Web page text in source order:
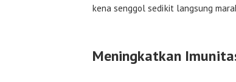
kena senggol sedikit langsung
Meningkatkan